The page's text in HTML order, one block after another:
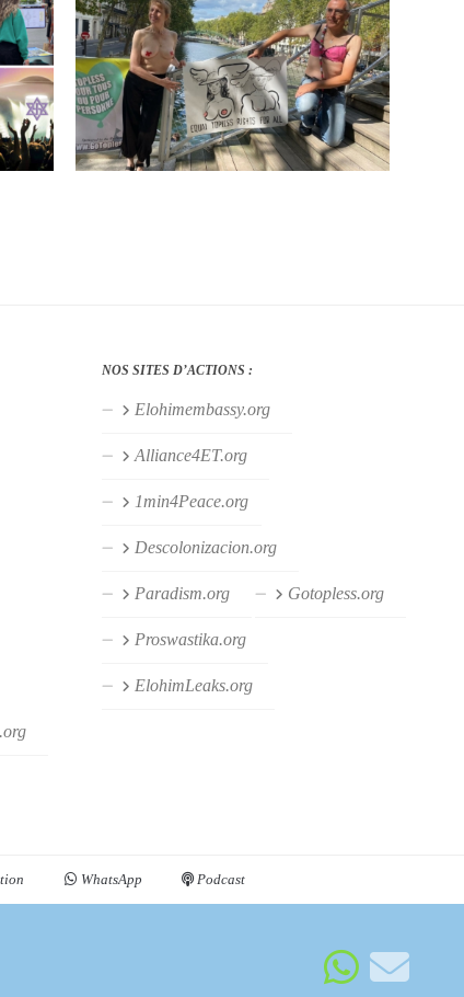
NOS SITES D’ACTIONS :
Elohimembassy.org
Alliance4ET.org
1min4Peace.org
Descolonizacion.org
Paradism.org Gotopless.org
Proswastika.org
ElohimLeaks.org
WhatsApp Podcast